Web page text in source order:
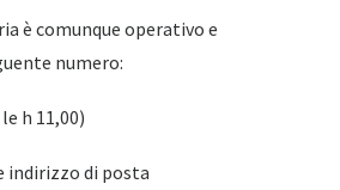
è comunque operativo e
numero:
h 11,00)
indirizzo di posta